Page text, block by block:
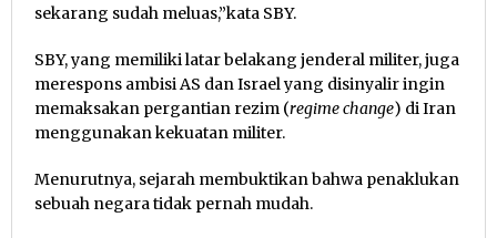
sekarang sudah meluas,”kata SBY.
SBY, yang memiliki latar belakang jenderal militer, juga
merespons ambisi AS dan Israel yang disinyalir ingin
memaksakan pergantian rezim (regime change) di Iran
menggunakan kekuatan militer.
Menurutnya, sejarah membuktikan bahwa penaklukan
sebuah negara tidak pernah mudah.